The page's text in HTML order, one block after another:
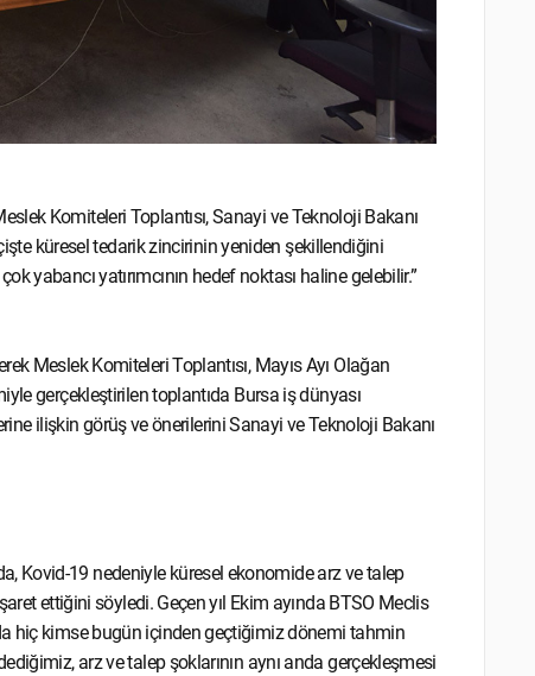
Komiteleri Toplantısı, Sanayi ve Teknoloji Bakanı
küresel tedarik zincirinin yeniden şekillendiğini
yabancı yatırımcının hedef noktası haline gelebilir.”
Meslek Komiteleri Toplantısı, Mayıs Ayı Olağan
gerçekleştirilen toplantıda Bursa iş dünyası
ilişkin görüş ve önerilerini Sanayi ve Teknoloji Bakanı
Kovid-19 nedeniyle küresel ekonomide arz ve talep
ettiğini söyledi. Geçen yıl Ekim ayında BTSO Meclis
hiç kimse bugün içinden geçtiğimiz dönemi tahmin
arz ve talep şoklarının aynı anda gerçekleşmesi